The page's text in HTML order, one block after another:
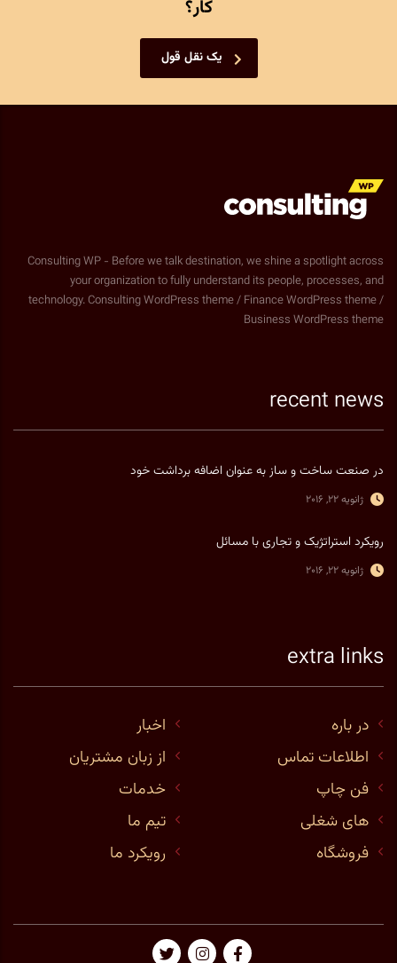
کار؟
یک نقل قول
Consulting WP - Before we talk destination, we shine a spotlight across
your organization to fully understand its people, processes, and
technology. Consulting WordPress theme / Finance WordPress theme /
Business WordPress theme
recent news
در صنعت ساخت و ساز به عنوان اضافه برداشت خود
ژانویه 22, 2016
رویکرد استراتژیک و تجاری با مسائل
ژانویه 22, 2016
extra links
در باره
اخبار
اطلاعات تماس
از زبان مشتریان
فن چاپ
خدمات
های شغلی
تیم ما
فروشگاه
رویکرد ما